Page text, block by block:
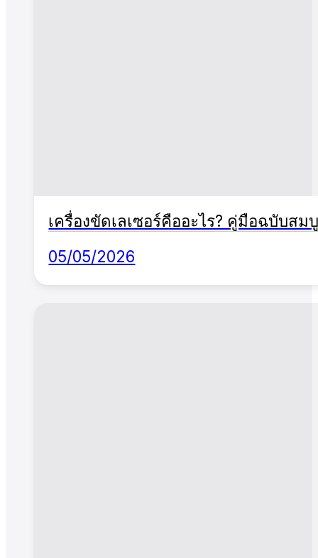
เครื่องขัดเลเซอร์คืออะไร? คู่มือฉบับส
05/05/2026